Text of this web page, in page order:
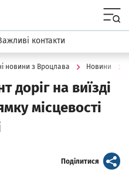
wroclaw.pl
контакти
новини з Вроцлава Новини
доріг на виїзді
місцевості
Поділитися artykuł